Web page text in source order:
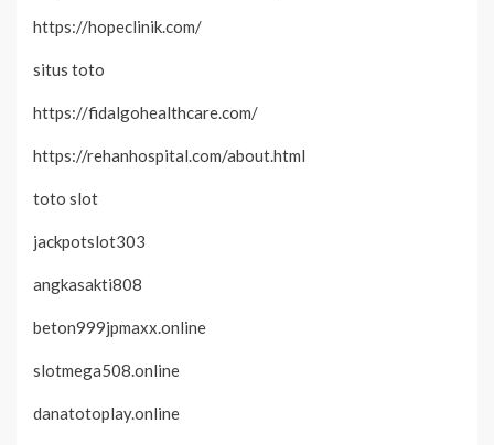
https://hopeclinik.com/
situs toto
https://fidalgohealthcare.com/
https://rehanhospital.com/about.html
toto slot
jackpotslot303
angkasakti808
beton999jpmaxx.online
slotmega508.online
danatotoplay.online